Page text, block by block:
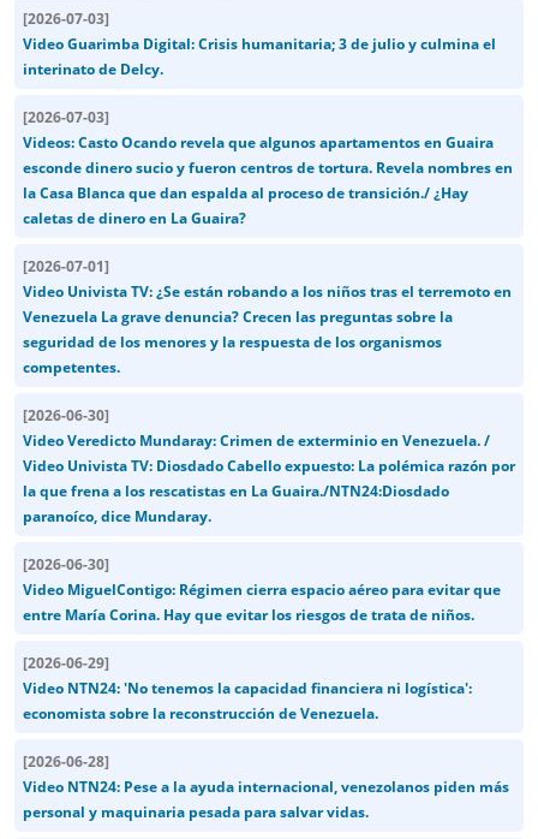
[2026-07-03]
Video Guarimba Digital: Crisis humanitaria; 3 de julio y culmina el
interinato de Delcy.
[2026-07-03]
Videos: Casto Ocando revela que algunos apartamentos en Guaira
esconde dinero sucio y fueron centros de tortura. Revela nombres en
la Casa Blanca que dan espalda al proceso de transición./ ¿Hay
caletas de dinero en La Guaira?
[2026-07-01]
Video Univista TV: ¿Se están robando a los niños tras el terremoto en
Venezuela La grave denuncia? Crecen las preguntas sobre la
seguridad de los menores y la respuesta de los organismos
competentes.
[2026-06-30]
Video Veredicto Mundaray: Crimen de exterminio en Venezuela. /
Video Univista TV: Diosdado Cabello expuesto: La polémica razón por
la que frena a los rescatistas en La Guaira./NTN24:Diosdado
paranoíco, dice Mundaray.
[2026-06-30]
Video MiguelContigo: Régimen cierra espacio aéreo para evitar que
entre María Corina. Hay que evitar los riesgos de trata de niños.
[2026-06-29]
Video NTN24: 'No tenemos la capacidad financiera ni logística':
economista sobre la reconstrucción de Venezuela.
[2026-06-28]
Video NTN24: Pese a la ayuda internacional, venezolanos piden más
personal y maquinaria pesada para salvar vidas.